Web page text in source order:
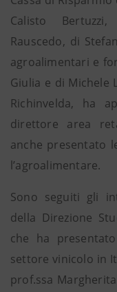
Calisto
Rauscedo, di
agroalimentari e
Giulia e di Michele
Richinvelda, ha
direttore area
anche presentato
l’agroalimentare.
Sono seguiti gli
della Direzione
che ha
settore vinicolo in
prof.ssa